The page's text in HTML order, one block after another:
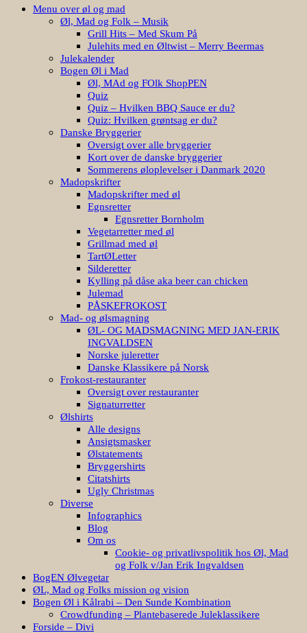
Menu over øl og mad
Øl, Mad og Folk – Musik
Grill Hits – Med Skum På
Julehits med en Øltwist – Merry Beermas
Julekalender
Bogen Øl i Mad
Øl, MAd og FOlk ShopPEN
Quiz
Quiz – Hvilken BBQ Sauce er du?
Quiz: Hvilken grøntsag er du?
Danske Bryggerier
Oversigt over alle bryggerier
Kort over de danske bryggerier
Sommerens øloplevelser i Danmark 2020
Madopskrifter
Madopskrifter med øl
Egnsretter
Egnsretter Bornholm
Vegetarretter med øl
Grillmad med øl
TartØLetter
Silderetter
Kylling på dåse aka beer can chicken
Julemad
PÅSKEFROKOST
Mad- og ølsmagning
ØL- OG MADSMAGNING MED JAN-ERIK
INGVALDSEN
Norske juleretter
Danske Klassikere på Norsk
Frokost-restauranter
Oversigt over restauranter
Signaturretter
Ølshirts
Alle designs
Ansigtsmasker
Ølstatements
Bryggershirts
Citatshirts
Ugly Christmas
Diverse
Infographics
Blog
Om os
Cookie- og privatlivspolitik hos Øl, Mad
og Folk v/Jan Erik Ingvaldsen
BogEN Ølvegetar
ØL, Mad og Folks mission og vision
Bogen Øl i Kålrabi – Den Sunde Kombination
Crowdfunding – Plantebaserede Juleklassikere
Forside – Divi